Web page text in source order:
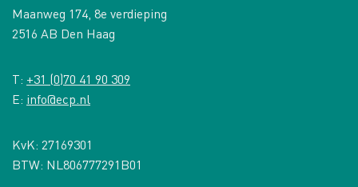
Maanweg 174, 8e verdieping
2516 AB Den Haag
T: +31 (0)70 41 90 309
E: info@ecp.nl
KvK: 27169301
BTW: NL806777291B01